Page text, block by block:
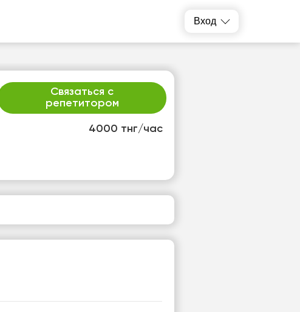
Вход
4000 тнг/час
Связаться с
репетитором
11
12
свободных
свободных